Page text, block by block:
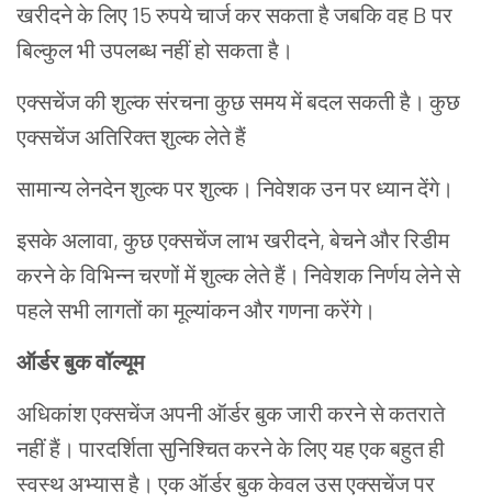
खरीदनेकेलिए 15रुपयेचार्जकरसकताहैजबकिवह Bपर
बिल्कुलभीउपलब्धनहींहोसकताहै।
एक्सचेंजकीशुल्कसंरचनाकुछसमयमेंबदलसकतीहै। कुछ
एक्सचेंजअतिरिक्तशुल्कलेतेहैं
सामान्यलेनदेनशुल्कपरशुल्क। निवेशकउनपरध्यानदेंगे।
इसकेअलावा,कुछएक्सचेंजलाभखरीदने,बेचनेऔररिडीम
करनेकेविभिन्नचरणोंमेंशुल्कलेतेहैं। निवेशकनिर्णयलेनेसे
पहलेसभीलागतोंकामूल्यांकनऔरगणनाकरेंगे।
ऑर्डरबुकवॉल्यूम
अधिकांशएक्सचेंजअपनीऑर्डरबुकजारीकरनेसेकतराते
नहींहैं। पारदर्शितासुनिश्चितकरनेकेलिएयहएकबहुतही
स्वस्थअभ्यासहै। एकऑर्डरबुककेवलउसएक्सचेंजपर